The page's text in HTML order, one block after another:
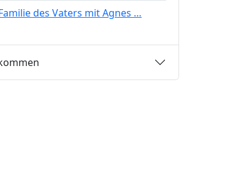
des Vaters mitAgnes …